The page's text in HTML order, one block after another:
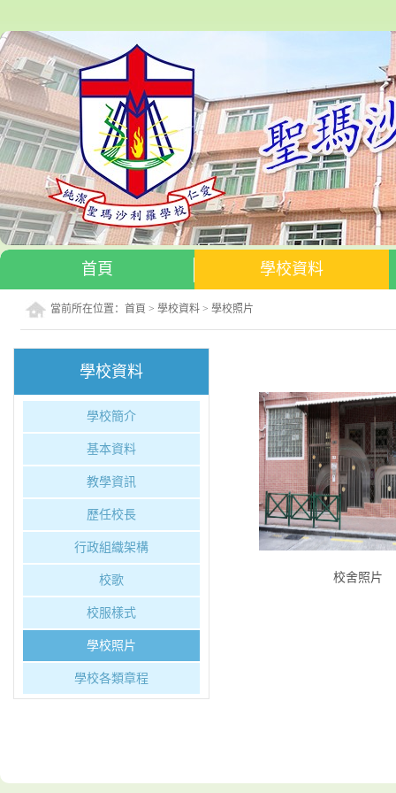
首頁 學校資料
當前所在位置：首頁 >學校資料 >學校照片
學校資料
學校簡介
基本資料
教學資訊
歷任校長
行政組織架構
校歌
校服樣式
學校照片
學校各類章程
校舍照片